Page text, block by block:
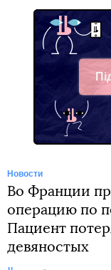
Новости
Во Франции
операцию по
Пациент
девяностых